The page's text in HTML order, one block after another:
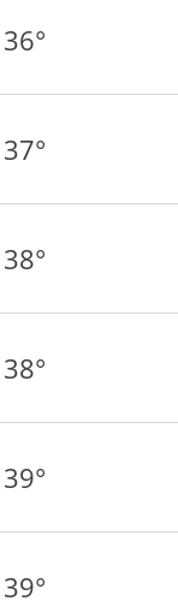
36°
37°
38°
38°
39°
39°